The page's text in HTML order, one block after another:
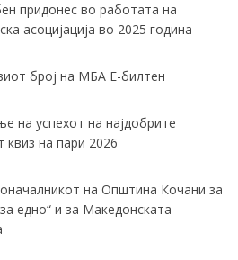
придонес во работата на
асоцијација во 2025 година
број на МБА Е-билтен
на успехот на најдобрите
квиз на пари 2026
на Општина Кочани за
едно“ и за Македонската